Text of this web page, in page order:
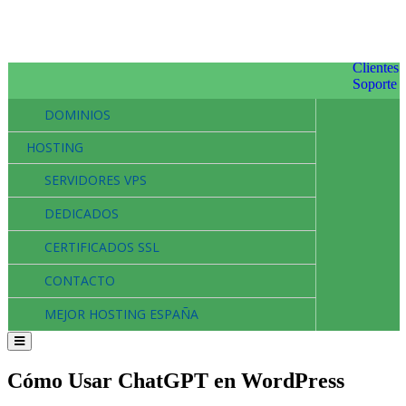
Clientes
Soporte
DOMINIOS
HOSTING
SERVIDORES VPS
DEDICADOS
CERTIFICADOS SSL
CONTACTO
MEJOR HOSTING ESPAÑA
Cómo Usar ChatGPT en WordPress